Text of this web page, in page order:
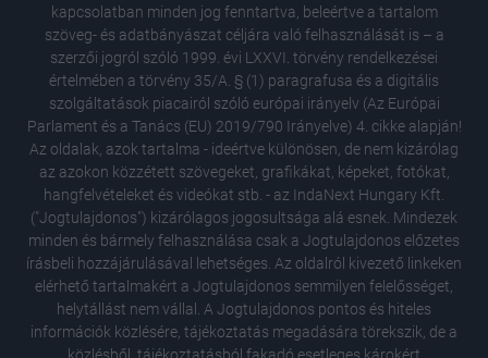
és
kapcsolatban minden jog fenntartva, beleértve a tartalom
szöveg- és adatbányászat céljára való felhasználását is – a
szerzői jogról szóló 1999. évi LXXVI. törvény rendelkezései
értelmében a törvény 35/A. § (1) paragrafusa és a digitális
szolgáltatások piacairól szóló európai irányelv (Az Európai
Parlament és a Tanács (EU) 2019/790 Irányelve) 4. cikke alapján!
Az oldalak, azok tartalma - ideértve különösen, de nem kizárólag
az azokon közzétett szövegeket, grafikákat, képeket, fotókat,
hangfelvételeket és videókat stb. - az IndaNext Hungary Kft.
("Jogtulajdonos") kizárólagos jogosultsága alá esnek. Mindezek
minden és bármely felhasználása csak a Jogtulajdonos előzetes
írásbeli hozzájárulásával lehetséges. Az oldalról kivezető linkeken
elérhető tartalmakért a Jogtulajdonos semmilyen felelősséget,
helytállást nem vállal. A Jogtulajdonos pontos és hiteles
információk közlésére, tájékoztatás megadására törekszik, de a